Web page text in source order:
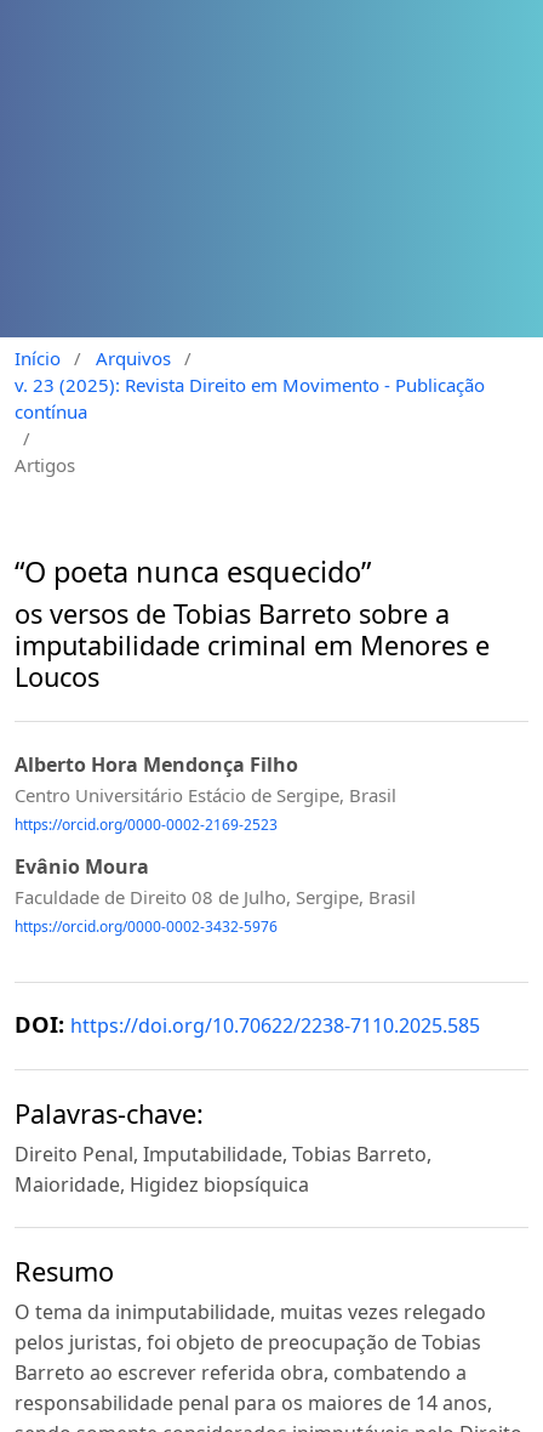
Início / Arquivos /
v. 23 (2025): Revista Direito em Movimento - Publicação
contínua
/
Artigos
“O poeta nunca esquecido”
os versos de Tobias Barreto sobre a
imputabilidade criminal em Menores e
Loucos
Alberto Hora Mendonça Filho
Centro Universitário Estácio de Sergipe, Brasil
https://orcid.org/0000-0002-2169-2523
Evânio Moura
Faculdade de Direito 08 de Julho, Sergipe, Brasil
https://orcid.org/0000-0002-3432-5976
DOI: https://doi.org/10.70622/2238-7110.2025.585
Palavras-chave:
Direito Penal, Imputabilidade, Tobias Barreto,
Maioridade, Higidez biopsíquica
Resumo
O tema da inimputabilidade, muitas vezes relegado
pelos juristas, foi objeto de preocupação de Tobias
Barreto ao escrever referida obra, combatendo a
responsabilidade penal para os maiores de 14 anos,